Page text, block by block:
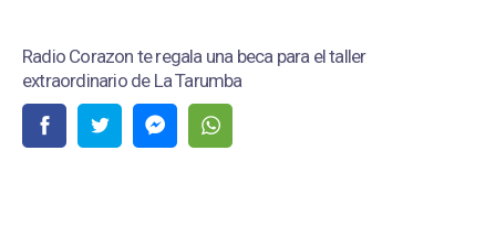
Radio Corazon te regala una beca para el taller
extraordinario de La Tarumba